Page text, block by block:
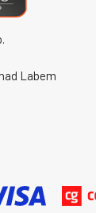
Labem